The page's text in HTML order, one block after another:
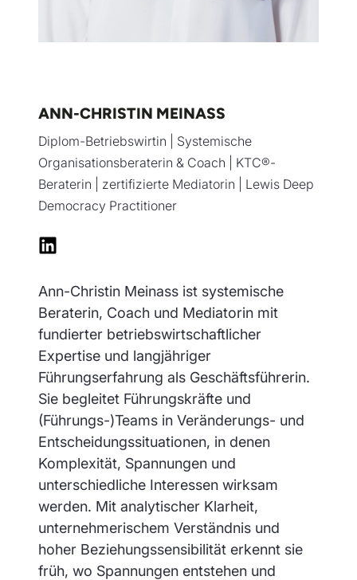
ANN-CHRISTIN MEINASS
Diplom-Betriebswirtin | Systemische
Organisationsberaterin & Coach | KTC®-
Beraterin | zertifizierte Mediatorin | Lewis Deep
Democracy Practitioner
Ann-Christin Meinass ist systemische
Beraterin, Coach und Mediatorin mit
fundierter betriebswirtschaftlicher
Expertise und langjähriger
Führungserfahrung als Geschäftsführerin.
Sie begleitet Führungskräfte und
(Führungs-)Teams in Veränderungs- und
Entscheidungssituationen, in denen
Komplexität, Spannungen und
unterschiedliche Interessen wirksam
werden. Mit analytischer Klarheit,
unternehmerischem Verständnis und
hoher Beziehungssensibilität erkennt sie
früh, wo Spannungen entstehen und